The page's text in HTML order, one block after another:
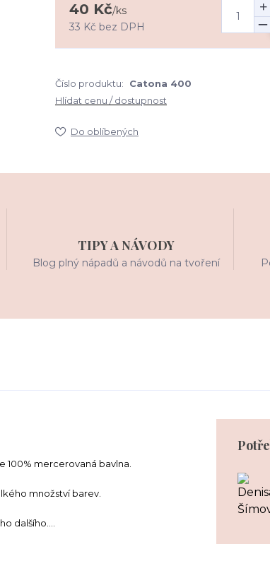
40 Kč/ks
33 Kč bez DPH
Číslo produktu: Catona 400
Hlídat cenu / dostupnost
Do oblíbených
TIPY A NÁVODY
Blog plný nápadů a návodů na tvoření
mercerovaná bavlna.
množství barev.
dalšího....